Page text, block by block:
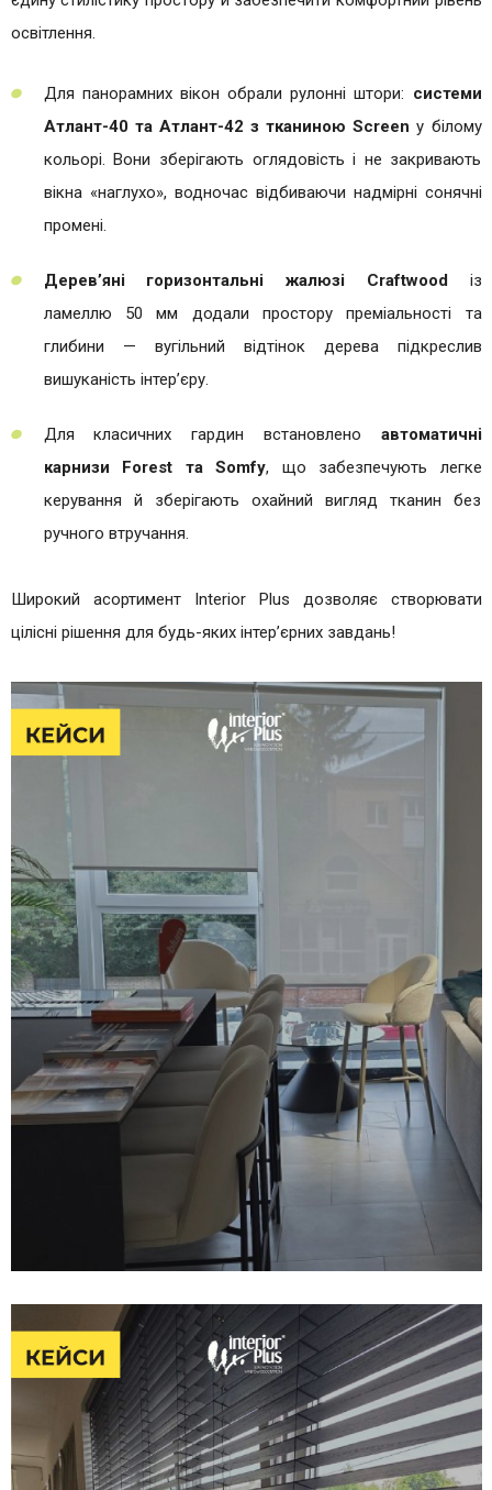
освітлення.
Для панорамних вікон обрали рулонні штори: системи
Атлант-40 та Атлант-42 з тканиною Screen у білому
кольорі. Вони зберігають оглядовість і не закривають
вікна «наглухо», водночас відбиваючи надмірні сонячні
промені.
Дерев’яні горизонтальні жалюзі Craftwoodіз
ламеллю 50 мм додали простору преміальності та
глибини — вугільний відтінок дерева підкреслив
вишуканість інтер’єру.
Для класичних гардин встановлено автоматичні
карнизи Forest та Somfy, що забезпечують легке
керування й зберігають охайний вигляд тканин без
ручного втручання.
Широкий асортимент Interior Plus дозволяє створювати
цілісні рішення для будь-яких інтер’єрних завдань!